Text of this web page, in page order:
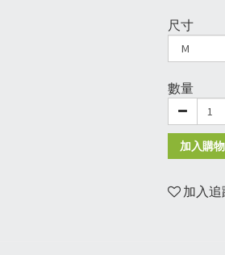
尺寸
數量
加入購
加入